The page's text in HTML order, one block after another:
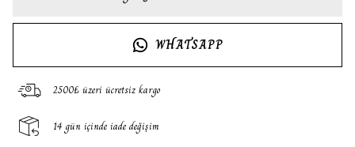
WHATSAPP
2500₺ üzeri ücretsiz kargo
14 gün içinde iade değişim